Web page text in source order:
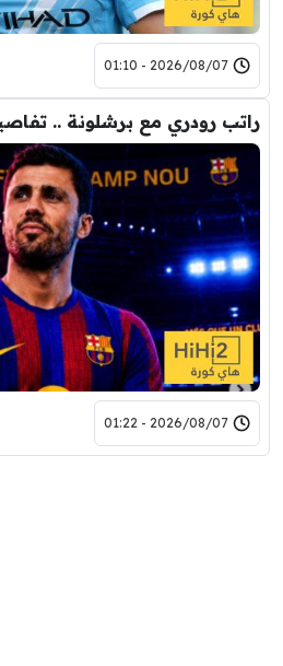
2026/08/07 - 01:10
راتب رودري مع برشلونة ..
2026/08/07 - 01:22